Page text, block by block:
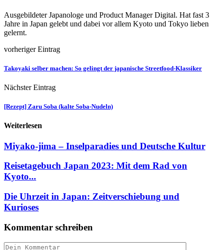
Ausgebildeter Japanologe und Product Manager Digital. Hat fast 3
Jahre in Japan gelebt und dabei vor allem Kyoto und Tokyo lieben
gelernt.
vorheriger Eintrag
Takoyaki selber machen: So gelingt der japanische Streetfood-Klassiker
Nächster Eintrag
[Rezept] Zaru Soba (kalte Soba-Nudeln)
Weiterlesen
Miyako-jima – Inselparadies und Deutsche Kultur
Reisetagebuch Japan 2023: Mit dem Rad von
Kyoto...
Die Uhrzeit in Japan: Zeitverschiebung und
Kurioses
Kommentar schreiben